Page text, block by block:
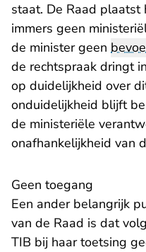
staat. De Raad plaatst
immers geen
de minister geen
de rechtspraak dringt
op duidelijkheid over
onduidelijkheid blijft
de ministeriële
onafhankelijkheid van
Geen toegang
Een ander belangrijk
van de Raad is dat
TIB bij haar toetsing